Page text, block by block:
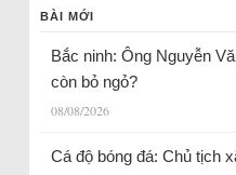
BÀI MỚI
Bắc ninh: Ông Nguyễn
còn bỏ ngỏ?
08/08/2026
Cá độ bóng đá: Chủ tịch